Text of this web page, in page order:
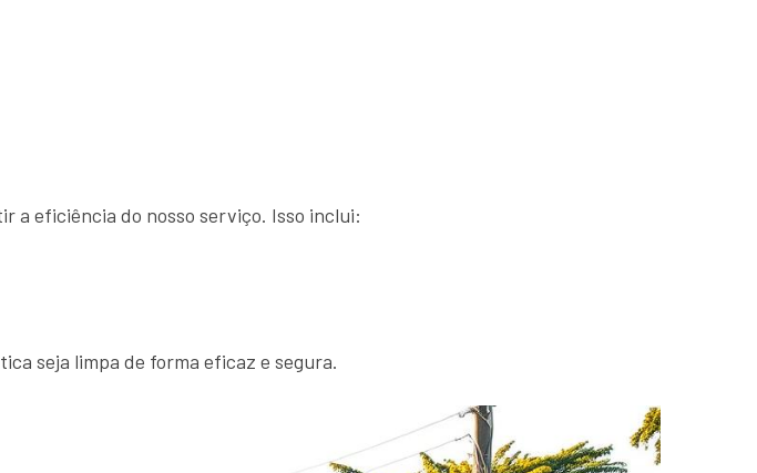
a eficiência do nosso serviço. Isso inclui:
seja limpa de forma eficaz e segura.